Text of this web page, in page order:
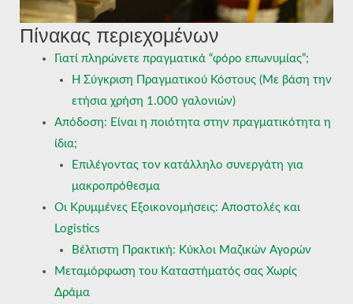
Πίνακας περιεχομένων
Γιατί πληρώνετε πραγματικά “φόρο επωνυμίας”;
Η Σύγκριση Πραγματικού Κόστους (Με βάση την
ετήσια χρήση 1.000 γαλονιών)
Απόδοση: Είναι η ποιότητα στην πραγματικότητα η
ίδια;
Επιλέγοντας τον κατάλληλο συνεργάτη για
μακροπρόθεσμα
Οι Κρυμμένες Εξοικονομήσεις: Αποστολές και
Logistics
Βέλτιστη Πρακτική: Κύκλοι Μαζικών Αγορών
Μεταμόρφωση του Καταστήματός σας Χωρίς
Δράμα